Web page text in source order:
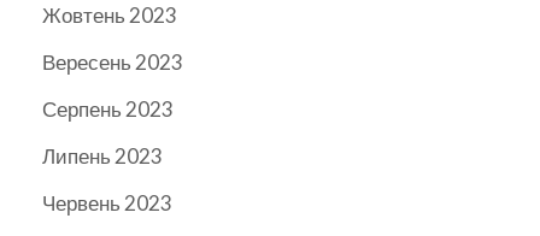
Жовтень 2023
Вересень 2023
Серпень 2023
Липень 2023
Червень 2023